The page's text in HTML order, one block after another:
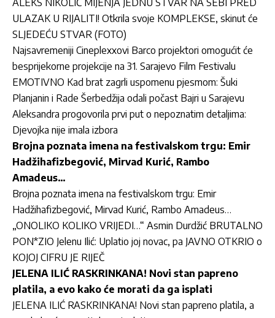
ULAZAK U RIJALITI! Otkrila svoje KOMPLEKSE, skinut će
SLJEDEĆU STVAR (FOTO)
Najsavremeniji Cineplexxovi Barco projektori omogućit će
besprijekorne projekcije na 31. Sarajevo Film Festivalu
EMOTIVNO Kad brat zagrli uspomenu pjesmom: Šuki
Planjanin i Rade Šerbedžija odali počast Bajri u Sarajevu
Aleksandra progovorila prvi put o nepoznatim detaljima:
Djevojka nije imala izbora
Brojna poznata imena na festivalskom trgu: Emir
Hadžihafizbegović, Mirvad Kurić, Rambo
Amadeus…
Brojna poznata imena na festivalskom trgu: Emir
Hadžihafizbegović, Mirvad Kurić, Rambo Amadeus…
„ONOLIKO KOLIKO VRIJEDI…“ Asmin Durdžić BRUTALNO
PON*ZIO Jelenu Ilić: Uplatio joj novac, pa JAVNO OTKRIO o
KOJOJ CIFRU JE RIJEČ
JELENA ILIĆ RASKRINKANA! Novi stan papreno
platila, a evo kako će morati da ga isplati
JELENA ILIĆ RASKRINKANA! Novi stan papreno platila, a